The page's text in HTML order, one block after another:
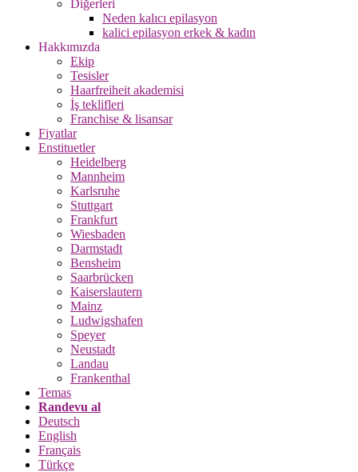
Diğerleri
Neden kalıcı epilasyon
kalici epilasyon erkek & kadın
Hakkımızda
Ekip
Tesisler
Haarfreiheit akademisi
İş teklifleri
Franchise & lisansar
Fiyatlar
Enstituetler
Heidelberg
Mannheim
Karlsruhe
Stuttgart
Frankfurt
Wiesbaden
Darmstadt
Bensheim
Saarbrücken
Kaiserslautern
Mainz
Ludwigshafen
Speyer
Neustadt
Landau
Frankenthal
Temas
Randevu al
Deutsch
English
Français
Türkçe